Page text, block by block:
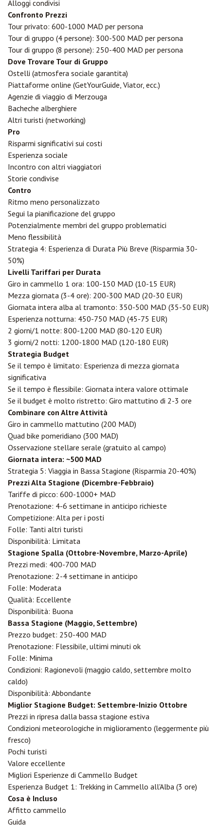
Alloggi condivisi
Confronto Prezzi
Tour privato: 600-1000 MAD per persona
Tour di gruppo (4 persone): 300-500 MAD per persona
Tour di gruppo (8 persone): 250-400 MAD per persona
Dove Trovare Tour di Gruppo
Ostelli (atmosfera sociale garantita)
Piattaforme online (GetYourGuide, Viator, ecc.)
Agenzie di viaggio di Merzouga
Bacheche alberghiere
Altri turisti (networking)
Pro
Risparmi significativi sui costi
Esperienza sociale
Incontro con altri viaggiatori
Storie condivise
Contro
Ritmo meno personalizzato
Segui la pianificazione del gruppo
Potenzialmente membri del gruppo problematici
Meno flessibilità
Strategia 4: Esperienza di Durata Più Breve (Risparmia 30-
50%)
Livelli Tariffari per Durata
Giro in cammello 1 ora: 100-150 MAD (10-15 EUR)
Mezza giornata (3-4 ore): 200-300 MAD (20-30 EUR)
Giornata intera alba al tramonto: 350-500 MAD (35-50 EUR)
Esperienza notturna: 450-750 MAD (45-75 EUR)
2 giorni/1 notte: 800-1200 MAD (80-120 EUR)
3 giorni/2 notti: 1200-1800 MAD (120-180 EUR)
Strategia Budget
Se il tempo è limitato: Esperienza di mezza giornata
significativa
Se il tempo è flessibile: Giornata intera valore ottimale
Se il budget è molto ristretto: Giro mattutino di 2-3 ore
Combinare con Altre Attività
Giro in cammello mattutino (200 MAD)
Quad bike pomeridiano (300 MAD)
Osservazione stellare serale (gratuito al campo)
Giornata intera: ~500 MAD
Strategia 5: Viaggia in Bassa Stagione (Risparmia 20-40%)
Prezzi Alta Stagione (Dicembre-Febbraio)
Tariffe di picco: 600-1000+ MAD
Prenotazione: 4-6 settimane in anticipo richieste
Competizione: Alta per i posti
Folle: Tanti altri turisti
Disponibilità: Limitata
Stagione Spalla (Ottobre-Novembre, Marzo-Aprile)
Prezzi medi: 400-700 MAD
Prenotazione: 2-4 settimane in anticipo
Folle: Moderata
Qualità: Eccellente
Disponibilità: Buona
Bassa Stagione (Maggio, Settembre)
Prezzo budget: 250-400 MAD
Prenotazione: Flessibile, ultimi minuti ok
Folle: Minima
Condizioni: Ragionevoli (maggio caldo, settembre molto
caldo)
Disponibilità: Abbondante
Miglior Stagione Budget: Settembre-Inizio Ottobre
Prezzi in ripresa dalla bassa stagione estiva
Condizioni meteorologiche in miglioramento (leggermente più
fresco)
Pochi turisti
Valore eccellente
Migliori Esperienze di Cammello Budget
Esperienza Budget 1: Trekking in Cammello all'Alba (3 ore)
Cosa è Incluso
Affitto cammello
Guida